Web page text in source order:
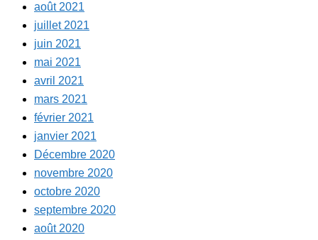
août 2021
juillet 2021
juin 2021
mai 2021
avril 2021
mars 2021
février 2021
janvier 2021
Décembre 2020
novembre 2020
octobre 2020
septembre 2020
août 2020